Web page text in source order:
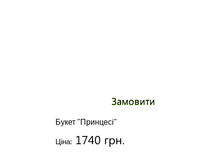
Букет "Принцесі"
Ціна: 1740 грн.
Замовити